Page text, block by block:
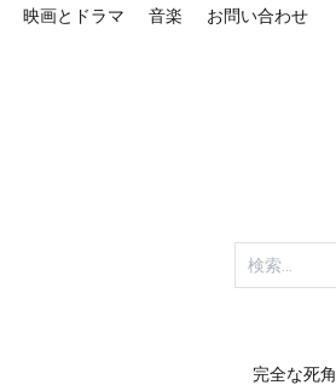
映画とドラマ 音楽 お問い合わせ
検
索:
完全な死角